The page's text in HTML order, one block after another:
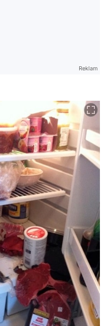
Reklam